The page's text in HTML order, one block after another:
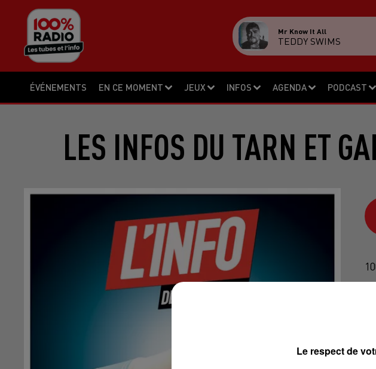
ÉVÉNEMENTS EN CE MOMENT JEUX INFOS AGENDA PODCAST
Mr Know It All
TEDDY SWIMS
LES INFOS DU TARN ET
Le respect de